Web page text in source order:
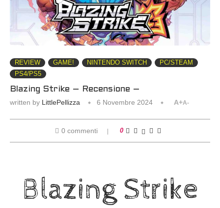
REVIEW GAME! NINTENDO SWITCH
PC/STEAM
PS4/PS5
Blazing Strike – Recensione –
written by LittlePellizza 6 Novembre 2024 A+A-
0 commenti 0
Blazing Strike